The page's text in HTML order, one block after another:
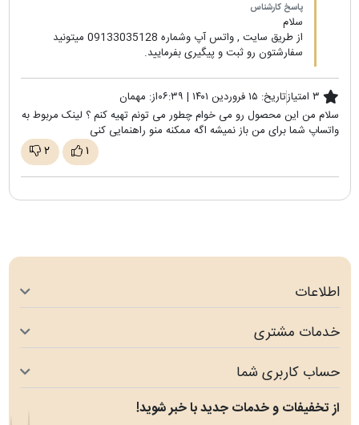
پاسخ کارشناس
سلام
از طریق سایت , واتس آپ وشماره 09133035128 میتونید
سفارشتون رو ثبت و پیگیری بفرمایید.
۳ امتیاز تاریخ: ۱۵ فروردین ۱۴۰۱ | ۰۶:۳۹ از: مهمان
سلام من این محصول رو می خوام چطور می تونم تهیه کنم ؟ لینک مربوط به
واتساپ شما برای من باز نمیشه اگه ممکنه منو راهنمایی کنی
۱ ۲
اطلاعات
خدمات مشتری
حساب کاربری شما
از تخفیفات و خدمات جدید با خبر شوید!